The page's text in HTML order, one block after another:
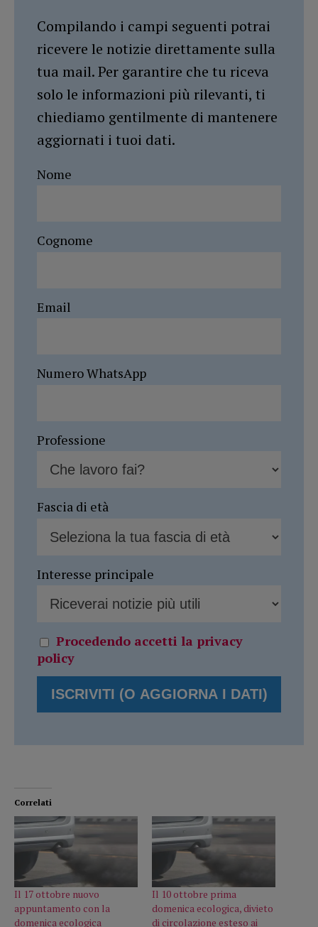
Compilando i campi seguenti potrai
ricevere le notizie direttamente sulla
tua mail. Per garantire che tu riceva
solo le informazioni più rilevanti, ti
chiediamo gentilmente di mantenere
aggiornati i tuoi dati.
Nome
Cognome
Email
Numero WhatsApp
Professione
Fascia di età
Interesse principale
Procedendo accetti la privacy
policy
Correlati
Il 17 ottobre nuovo
appuntamento con la
domenica ecologica
Il 10 ottobre prima
domenica ecologica, divieto
di circolazione esteso ai